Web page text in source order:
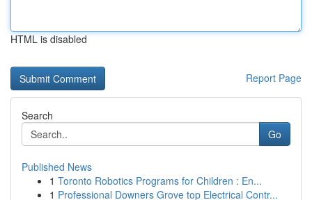
HTML is disabled
Report Page
Search
Go
Published News
1 Toronto Robotics Programs for Children : En...
1 Professional Downers Grove top Electrical Contr...